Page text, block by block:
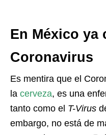
En México ya
Coronavirus
Es mentira que el
la cerveza, es una
tanto como el T-Virus
embargo, no está de